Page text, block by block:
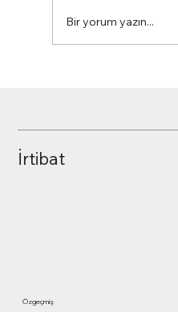
Bir yorum yazın...
İrtibat
Özgeçmiş